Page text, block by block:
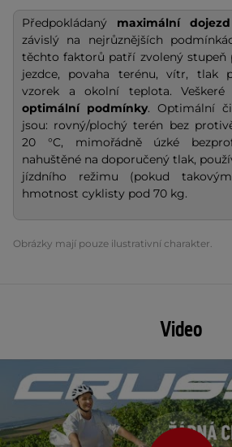
Předpokládaný maximální dojezd
závislý na nejrůznějších
těchto faktorů patří zvolený stupeň
jezdce, povaha terénu, vítr, tlak
vzorek a okolní teplota.
optimální podmínky. Optimální
jsou: rovný/plochý terén bez
20 °C, mimořádně úzké
nahuštěné na doporučený tlak,
jízdního režimu (pokud
hmotnost cyklisty pod 70 kg.
Obrázky mají pouze ilustrativní charakter.
Video